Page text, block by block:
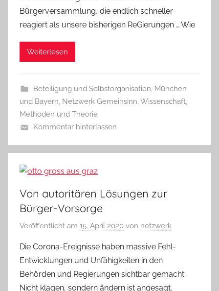
Bürgerversammlung, die endlich schneller
reagiert als unsere bisherigen ReGierungen … Wie
Weiterlesen
Beteiligung und Selbstorganisation, München
und Bayern, Netzwerk Gemeinsinn,Wissenschaft,
Methoden und Theorie
Kommentar hinterlassen
Von autoritären Lösungen zur
Bürger-Vorsorge
Veröffentlicht am 15. April 2020 von netzwerk
Die Corona-Ereignisse haben massive Fehl-
Entwicklungen und Unfähigkeiten in den
Behörden und Regierungen sichtbar gemacht.
Nicht klagen, sondern ändern ist angesagt.